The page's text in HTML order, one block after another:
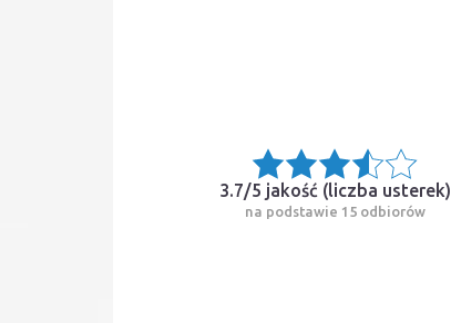
3.7/5 jakość (liczba usterek)
na podstawie 15 odbiorów